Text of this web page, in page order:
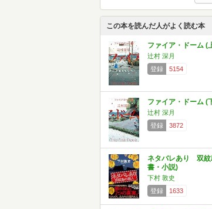
この本を読んだ人がよく読む本
ファイア・ドーム (
辻村 深月
登録
5154
ファイア・ドーム (
辻村 深月
登録
3872
ネタバレあり 双紋
書・小説)
下村 敦史
登録
1633